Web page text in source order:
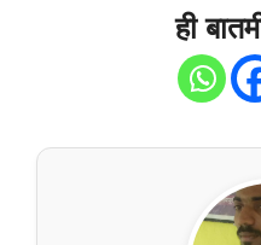
ही